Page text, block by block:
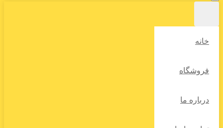
خانه
فروشگاه
درباره ما